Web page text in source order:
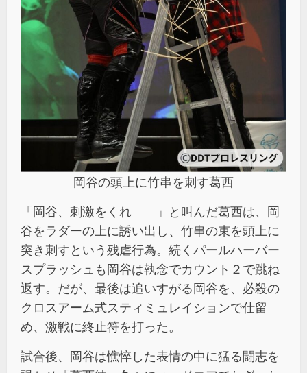
岡谷の頭上に竹串を刺す葛西
「岡谷、刺激をくれ――」と叫んだ葛西は、岡
谷をラダーの上に誘い出し、竹串の束を頭上に
突き刺すという残虐行為。続くパールハーバー
スプラッシュも岡谷は執念でカウント２で跳ね
返す。だが、最後は追いすがる岡谷を、必殺の
クロスアーム式スティミュレイションで仕留
め、激戦に終止符を打った。
試合後、岡谷は憔悴した表情の中に猛る闘志を